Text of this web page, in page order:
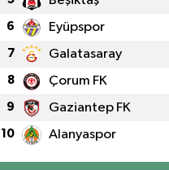
6 Eyüpspor
7 Galatasaray
8 Çorum FK
9 Gaziantep FK
10 Alanyaspor